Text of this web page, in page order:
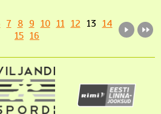
7 8 9 10 11 12 13 14
15 16